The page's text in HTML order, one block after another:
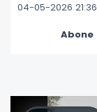
04-05-2026 21:36
Abone